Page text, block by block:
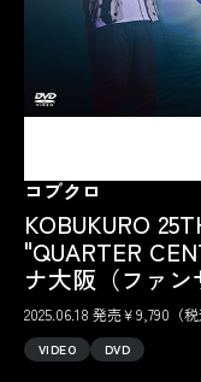
コブクロ
KOBUKURO
"QUARTER
ナ大阪（ファン
2025.06.18 発売￥9,790（
VIDEO DVD